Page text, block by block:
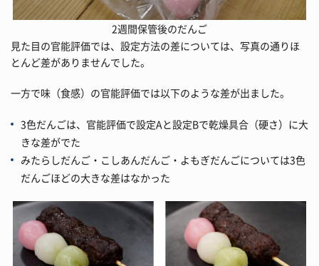
2週間保管後のだんご
見た目の官能評価では、設定方法の差については、写真の通りほ
とんど差がありませんでした。
一方で味（食感）の官能評価では以下のような差が出ました。
3色だんごは、官能評価で設定Aと設定Bで乾燥具合（硬さ）に大
きな差がでた
みたらしだんご・こしあんだんご・よもぎだんごについては3色
だんごほどの大きな差はなかった